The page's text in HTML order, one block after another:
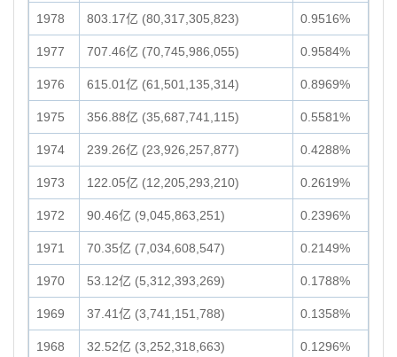
1978 803.17亿 (80,317,305,823) 0.9516%
1977 707.46亿 (70,745,986,055) 0.9584%
1976 615.01亿 (61,501,135,314) 0.8969%
1975 356.88亿 (35,687,741,115) 0.5581%
1974 239.26亿 (23,926,257,877) 0.4288%
1973 122.05亿 (12,205,293,210) 0.2619%
1972 90.46亿 (9,045,863,251) 0.2396%
1971 70.35亿 (7,034,608,547) 0.2149%
1970 53.12亿 (5,312,393,269) 0.1788%
1969 37.41亿 (3,741,151,788) 0.1358%
1968 32.52亿 (3,252,318,663) 0.1296%